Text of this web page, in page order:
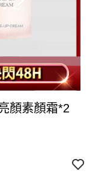
顏素顏霜*2